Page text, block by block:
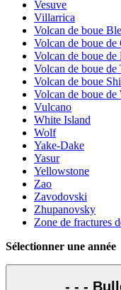
Vesuve
Villarrica
Volcan de boue
Volcan de boue de
Volcan de boue
Volcan de boue de
Volcan de boue
Volcan de boue de
Vulcano
White Island
Wolf
Yake-Dake
Yasur
Yellowstone
Zao
Zavodovski
Zhupanovsky
Zone de fractures
Sélectionner une année
- - -